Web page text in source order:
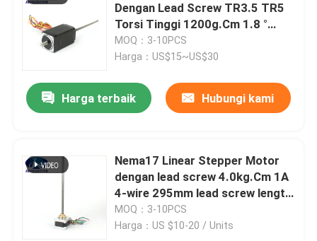
Dengan Lead Screw TR3.5 TR5
Torsi Tinggi 1200g.Cm 1.8 °
untuk printer 3D
MOQ：3-10PCS
Harga：US$15~US$30
Harga terbaik Hubungi kami
Nema17 Linear Stepper Motor
dengan lead screw 4.0kg.Cm 1A
4-wire 295mm lead screw length
untuk printer 3D
MOQ：3-10PCS
Harga：US $10-20 / Units